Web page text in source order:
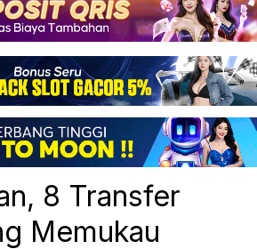
8 Transfer
Memukau